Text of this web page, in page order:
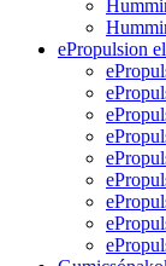
ePropulsion